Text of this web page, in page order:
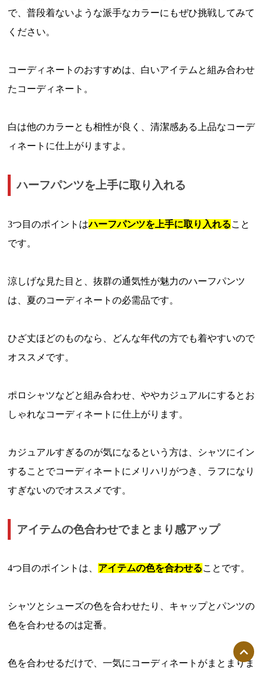
で、普段着ないような派手なカラーにもぜひ挑戦してみて
ください。
コーディネートのおすすめは、白いアイテムと組み合わせ
たコーディネート。
白は他のカラーとも相性が良く、清潔感ある上品なコーデ
ィネートに仕上がりますよ。
ハーフパンツを上手に取り入れる
3つ目のポイントはハーフパンツを上手に取り入れること
です。
涼しげな見た目と、抜群の通気性が魅力のハーフパンツ
は、夏のコーディネートの必需品です。
ひざ丈ほどのものなら、どんな年代の方でも着やすいので
オススメです。
ポロシャツなどと組み合わせ、ややカジュアルにするとお
しゃれなコーディネートに仕上がります。
カジュアルすぎるのが気になるという方は、シャツにイン
することでコーディネートにメリハリがつき、ラフになり
すぎないのでオススメです。
アイテムの色合わせでまとまり感アップ
4つ目のポイントは、 アイテムの色を合わせることです。
シャツとシューズの色を合わせたり、キャップとパンツの
色を合わせるのは定番。
色を合わせるだけで、一気にコーディネートがまとまりま